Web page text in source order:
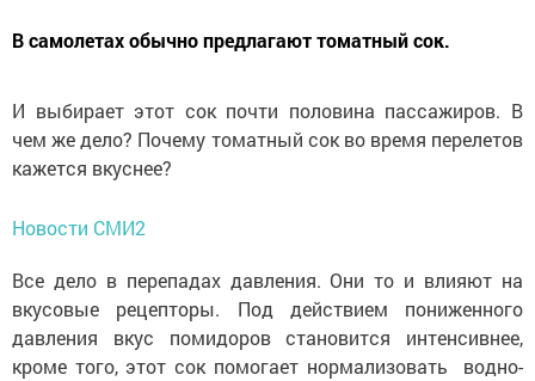
В самолетах обычно предлагают томатный сок.
И выбирает этот сок почти половина пассажиров. В
чем же дело? Почему томатный сок во время перелетов
кажется вкуснее?
Новости СМИ2
Все дело в перепадах давления. Они то и влияют на
вкусовые рецепторы. Под действием пониженного
давления вкус помидоров становится интенсивнее,
кроме того, этот сок помогает нормализовать водно-